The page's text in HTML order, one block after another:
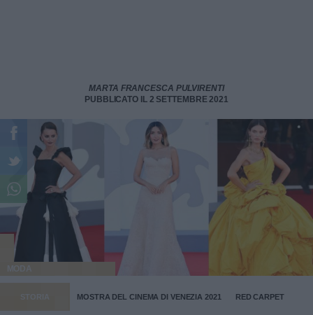
MARTA FRANCESCA PULVIRENTI
PUBBLICATO IL 2 SETTEMBRE 2021
MODA
STORIA MOSTRA DEL CINEMA DI VENEZIA 2021 RED CARPET